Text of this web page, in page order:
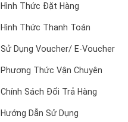
Hình Thức Đặt Hàng
Hình Thức Thanh Toán
Sử Dụng Voucher/ E-Voucher
Phương Thức Vận Chuyên
Chính Sách Đổi Trả Hàng
Hướng Dẫn Sử Dụng